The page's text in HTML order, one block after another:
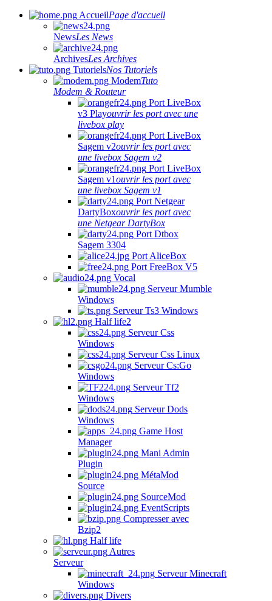
AccueilPage d'accueil
NewsLes News
ArchivesLes Archives
TutorielsNos Tutoriels
ModemTuto
Modem & Routeur
Port LiveBox
v3 Playouvrir les port avec une
livebox play
Port LiveBox
Sagem v2ouvrir les port avec
une livebox Sagem v2
Port LiveBox
Sagem v1ouvrir les port avec
une livebox Sagem v1
Port Netgear
DartyBoxouvrir les port avec
une Netgear DartyBox
Port Dtbox
Sagem 3304
Port AliceBox
Port FreeBox V5
Vocal
Serveur Mumble
Windows
Serveur Ts3 Windows
Half life2
Serveur Css
Windows
Serveur Css Linux
Serveur Cs:Go
Windows
Serveur Tf2
Windows
Serveur Dods
Windows
Game Host
Manager
Mani Admin
Plugin
MétaMod
Source
SourceMod
EventScripts
Compresser avec
Bzip2
Half life
Autres
Serveur
Serveur Minecraft
Windows
Divers